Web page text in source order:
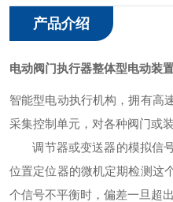
产品介绍
电动阀门执行器整体型电动装
智能型电动执行机构，拥有高
采集控制单元，对各种阀门或
调节器或变送器的模拟信号
位置定位器的微机定期检测这
个信号不平衡时，偏差一旦超